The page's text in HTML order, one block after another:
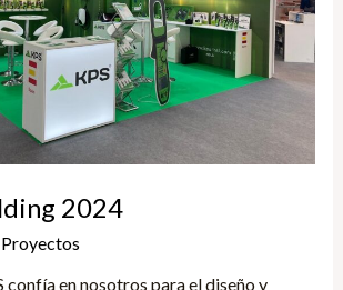
2024
Proyectos
confía en nosotros para el diseño y